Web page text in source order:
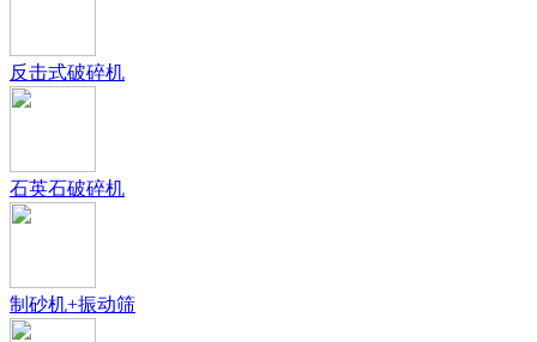
反击式破碎机
石英石破碎机
制砂机+振动筛